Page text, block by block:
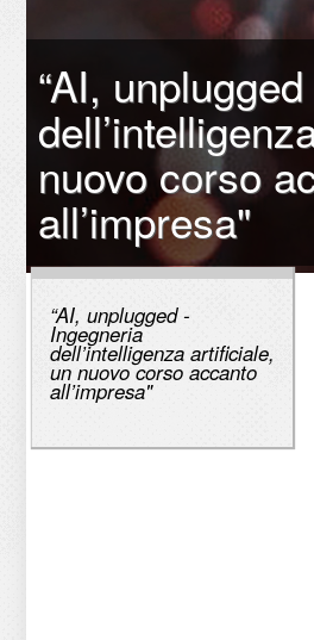
“AI,
nuovo corso
all’impresa"
“AI, unplugged -
Ingegneria
dell’intelligenza artificiale,
un nuovo corso accanto
all’impresa"